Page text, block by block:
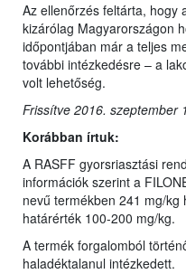
Az ellenőrzés feltárta, hogy
kizárólag Magyarországon
időpontjában már a teljes
további intézkedésre – a
volt lehetőség.
Frissítve 2016. szeptember
Korábban írtuk:
A RASFF gyorsriasztási
információk szerint a
nevű termékben 241 mg/
határérték 100-200 mg/kg.
A termék forgalomból
haladéktalanul intézkedett.